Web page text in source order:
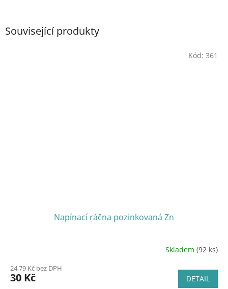
Související produkty
Napínací ráčna pozinkovaná Zn
Skladem (92 ks)
24,79 Kč bez DPH
30 Kč DETAIL
Kód: 361